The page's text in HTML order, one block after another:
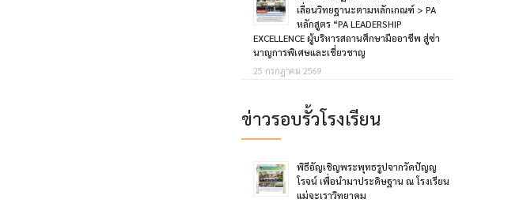
เลื่อนวิทยฐานะตามหลักเกณฑ์ > PA
หลักสูตร “PA LEADERSHIP
EXCELLENCE ผู้บริหารสถานศึกษามืออาชีพ สู่ซ่า
นาญการพิเศษและเชี่ยวชาญ
25 กรกฎาคม 2569
ข่าวรอบรั้วโรงเรียน
พิธีอัญเชิญพระพุทธรูปจากวัดปัญญ
โรจน์ เพื่อนำมาประดิษฐาน ณ โรงเรียน
แม่จะเราวิทยาคม